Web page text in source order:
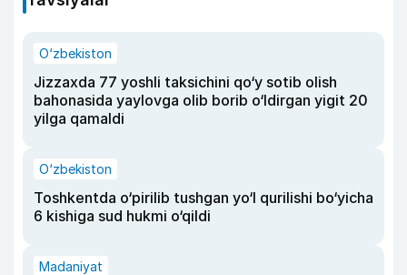
O‘zbekiston
Jizzaxda 77 yoshli taksichini qo‘y sotib olish
bahonasida yaylovga olib borib o‘ldirgan yigit 20
yilga qamaldi
O‘zbekiston
Toshkentda o‘pirilib tushgan yo‘l qurilishi bo‘yicha
6 kishiga sud hukmi o‘qildi
Madaniyat